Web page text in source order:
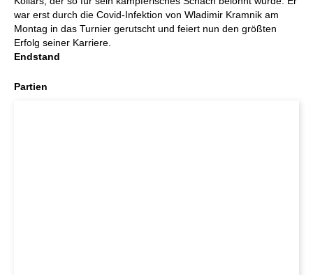
war erst durch die Covid-Infektion von Wladimir Kramnik am
Montag in das Turnier gerutscht und feiert nun den größten
Erfolg seiner Karriere.
Endstand
Partien